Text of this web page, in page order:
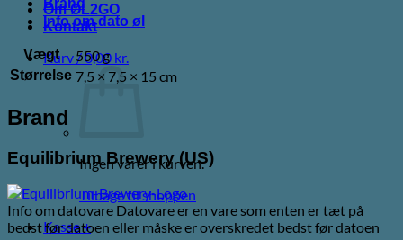
Om ØL2GO
Kontakt
Kurv /0,00 kr.
Ingen varer i kurven.
Tilbage til shoppen
Kasse+
Brand
Info om dato øl
Vægt 550 g
Størrelse 7,5 × 7,5 × 15 cm
Brand
Equilibrium Brewery (US)
Info om datovare Datovare er en vare som enten er tæt på
bedst før datoen eller måske er overskredet bedst før datoen